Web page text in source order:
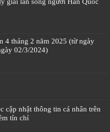
4 tháng 2 năm 2025 (từ ngày
02/3/2024)
cập nhật thông tin cá nhân trên
tín chỉ